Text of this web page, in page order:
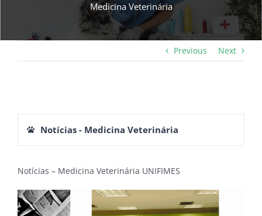
Medicina Veterinária
Previous Next
Notícias - Medicina Veterinária
Notícias – Medicina Veterinária UNIFIMES